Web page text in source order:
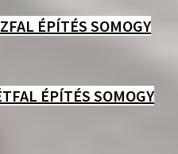
ÉPÍTÉS SOMOGY
ÉPÍTÉS SOMOGY